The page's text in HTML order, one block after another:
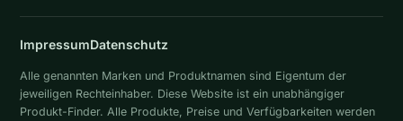
ImpressumDatenschutz
Alle genannten Marken und Produktnamen sind Eigentum der
jeweiligen Rechteinhaber. Diese Website ist ein unabhängiger
Produkt-Finder. Alle Produkte, Preise und Verfügbarkeiten werden